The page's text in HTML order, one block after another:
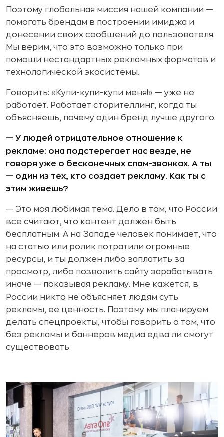
Поэтому глобальная миссия нашей компании —
помогать брендам в построении имиджа и
донесении своих сообщений до пользователя.
Мы верим, что это возможно только при
помощи нестандартных рекламных форматов и
технологической экосистемы.
Говорить: «Купи-купи-купи меня!» — уже не
работает. Работает сторителлинг, когда ты
объясняешь, почему один бренд лучше другого.
— У людей отрицательное отношение к
рекламе: она подстерегает нас везде, не
говоря уже о бесконечных спам-звонках. А ты
— один из тех, кто создает рекламу. Как ты с
этим живешь?
— Это моя любимая тема. Дело в том, что России
все считают, что контент должен быть
бесплатным. А на Западе человек понимает, что
на статью или ролик потратили огромные
ресурсы, и ты должен либо заплатить за
просмотр, либо позволить сайту зарабатывать
иначе — показывая рекламу. Мне кажется, в
России никто не объясняет людям суть
рекламы, ее ценность. Поэтому мы планируем
делать спецпроекты, чтобы говорить о том, что
без рекламы и баннеров медиа едва ли смогут
существовать.